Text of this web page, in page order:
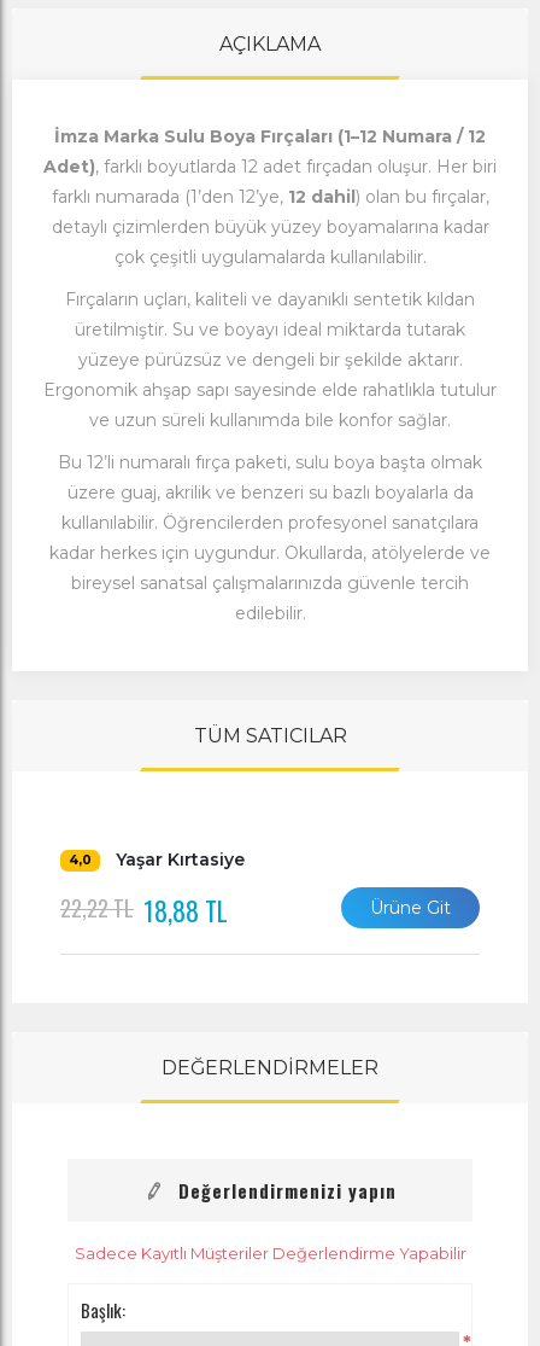
AÇIKLAMA
İmza Marka Sulu Boya Fırçaları (1–12 Numara / 12
Adet), farklı boyutlarda 12 adet fırçadan oluşur. Her biri
farklı numarada (1’den 12’ye, 12 dahil ) olan bu fırçalar,
detaylı çizimlerden büyük yüzey boyamalarına kadar
çok çeşitli uygulamalarda kullanılabilir.
Fırçaların uçları, kaliteli ve dayanıklı sentetik kıldan
üretilmiştir. Su ve boyayı ideal miktarda tutarak
yüzeye pürüzsüz ve dengeli bir şekilde aktarır.
Ergonomik ahşap sapı sayesinde elde rahatlıkla tutulur
ve uzun süreli kullanımda bile konfor sağlar.
Bu 12’li numaralı fırça paketi, sulu boya başta olmak
üzere guaj, akrilik ve benzeri su bazlı boyalarla da
kullanılabilir. Öğrencilerden profesyonel sanatçılara
kadar herkes için uygundur. Okullarda, atölyelerde ve
bireysel sanatsal çalışmalarınızda güvenle tercih
edilebilir.
TÜM SATICILAR
4,0 Yaşar Kırtasiye
22,22 TL 18,88 TL Ürüne Git
DEĞERLENDİRMELER
Değerlendirmenizi yapın
Sadece Kayıtlı Müşteriler Değerlendirme Yapabilir
Başlık: